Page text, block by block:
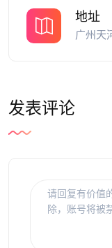
地址
广州天
发表评论